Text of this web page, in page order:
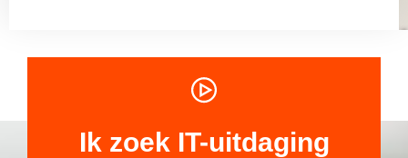
Ik zoek IT-uitdaging